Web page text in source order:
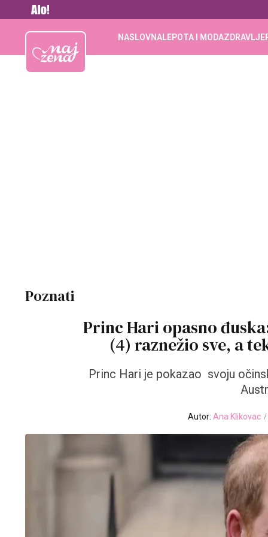
Najžena NASLOVNALEPOTA I MODAZDRAVLJE
Poznati
Princ Hari opasno
(4) raznežio sve, a
Princ Hari je pokazao svoju
Autor: Ana Klikovac /